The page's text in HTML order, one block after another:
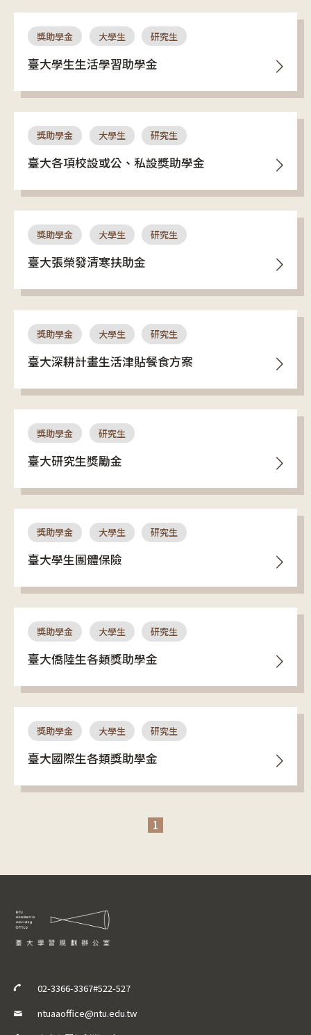
獎助學金 大學生 研究生
臺大學生生活學習助學金
獎助學金 大學生 研究生
臺大各項校設或公、私設獎助學金
獎助學金 大學生 研究生
臺大張榮發清寒扶助金
獎助學金 大學生 研究生
臺大深耕計畫生活津貼餐食方案
獎助學金 研究生
臺大研究生獎勵金
獎助學金 大學生 研究生
臺大學生團體保險
獎助學金 大學生 研究生
臺大僑陸生各類獎助學金
獎助學金 大學生 研究生
臺大國際生各類獎助學金
1
02-3366-3367#522-527
ntuaaoffice@ntu.edu.tw